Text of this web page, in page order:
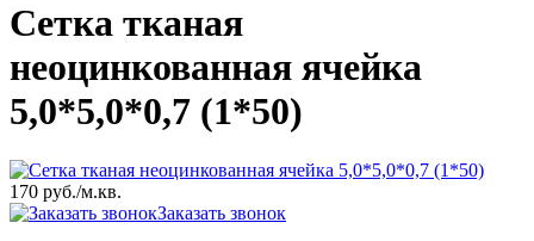
Сетка тканая
неоцинкованная ячейка
5,0*5,0*0,7 (1*50)
170 руб./м.кв.
Заказать звонок